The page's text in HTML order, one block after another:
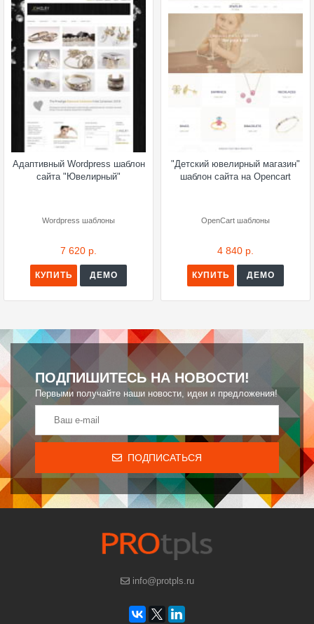
Адаптивный Wordpress шаблон
сайта "Ювелирный"
Wordpress шаблоны
7 620 р.
КУПИТЬ ДЕМО
"Детский ювелирный магазин"
шаблон сайта на Opencart
OpenCart шаблоны
4 840 р.
КУПИТЬ ДЕМО
ПОДПИШИТЕСЬ НА НОВОСТИ!
Первыми получайте наши новости, идеи и предложения!
ПОДПИСАТЬСЯ
info@protpls.ru